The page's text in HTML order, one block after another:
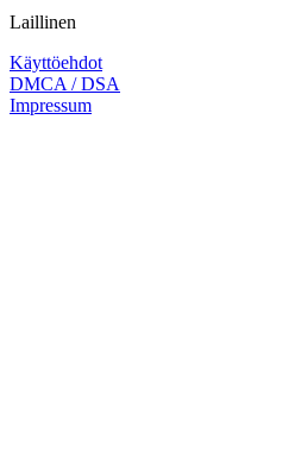
Laillinen
Käyttöehdot
DMCA / DSA
Impressum